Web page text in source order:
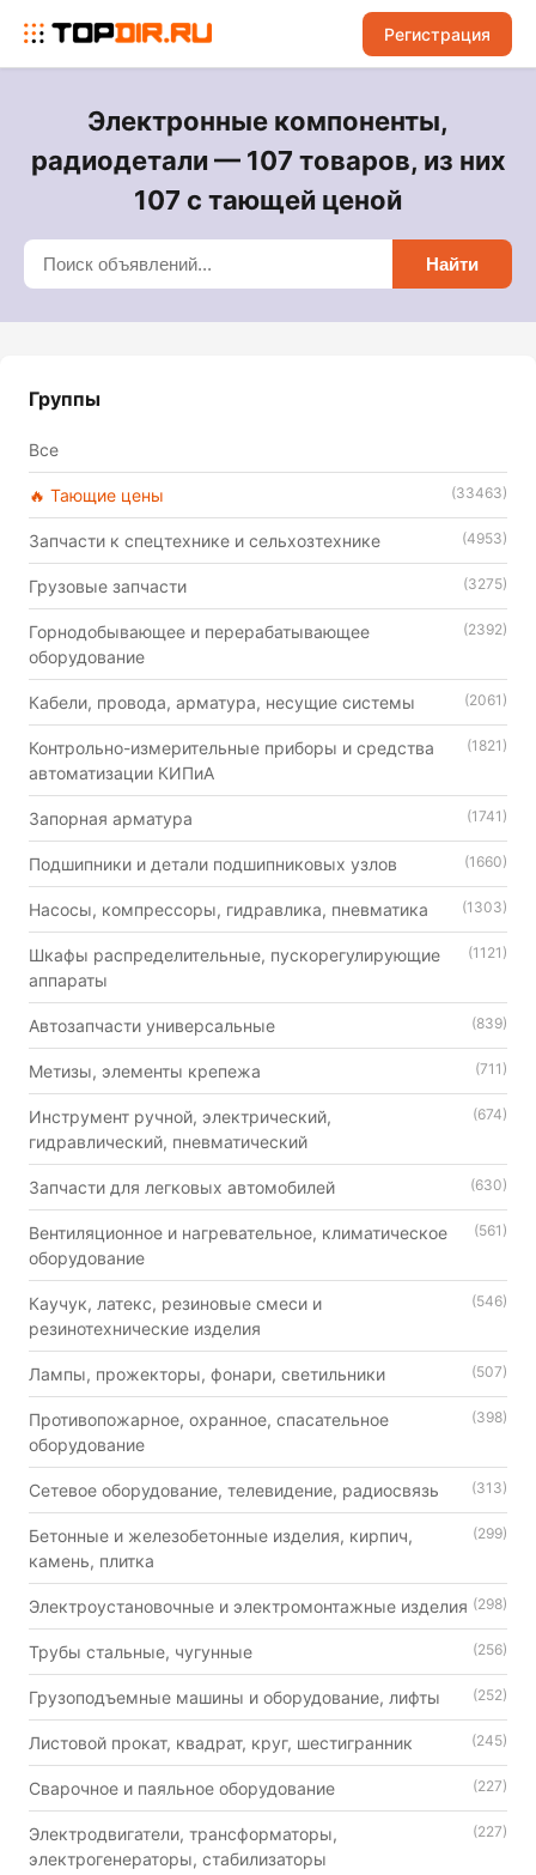
Регистрация
Электронные компоненты,
радиодетали — 107 товаров, из них
107 с тающей ценой
Найти
Группы
Все
🔥 Тающие цены (33463)
Запчасти к спецтехнике и сельхозтехнике (4953)
Грузовые запчасти (3275)
Горнодобывающее и перерабатывающее
оборудование
(2392)
Кабели, провода, арматура, несущие системы (2061)
Контрольно-измерительные приборы и средства
автоматизации КИПиА
(1821)
Запорная арматура (1741)
Подшипники и детали подшипниковых узлов (1660)
Насосы, компрессоры, гидравлика, пневматика (1303)
Шкафы распределительные, пускорегулирующие
аппараты
(1121)
Автозапчасти универсальные (839)
Метизы, элементы крепежа (711)
Инструмент ручной, электрический,
гидравлический, пневматический
(674)
Запчасти для легковых автомобилей (630)
Вентиляционное и нагревательное, климатическое
оборудование
(561)
Каучук, латекс, резиновые смеси и
резинотехнические изделия
(546)
Лампы, прожекторы, фонари, светильники (507)
Противопожарное, охранное, спасательное
оборудование
(398)
Сетевое оборудование, телевидение, радиосвязь (313)
Бетонные и железобетонные изделия, кирпич,
камень, плитка
(299)
Электроустановочные и электромонтажные изделия (298)
Трубы стальные, чугунные (256)
Грузоподъемные машины и оборудование, лифты (252)
Листовой прокат, квадрат, круг, шестигранник (245)
Сварочное и паяльное оборудование (227)
Электродвигатели, трансформаторы,
электрогенераторы, стабилизаторы
(227)